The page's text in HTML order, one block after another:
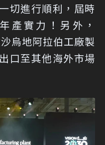
切進行順利，屆時
產實力！另外，
烏地阿拉伯工廠製
口至其他海外市場